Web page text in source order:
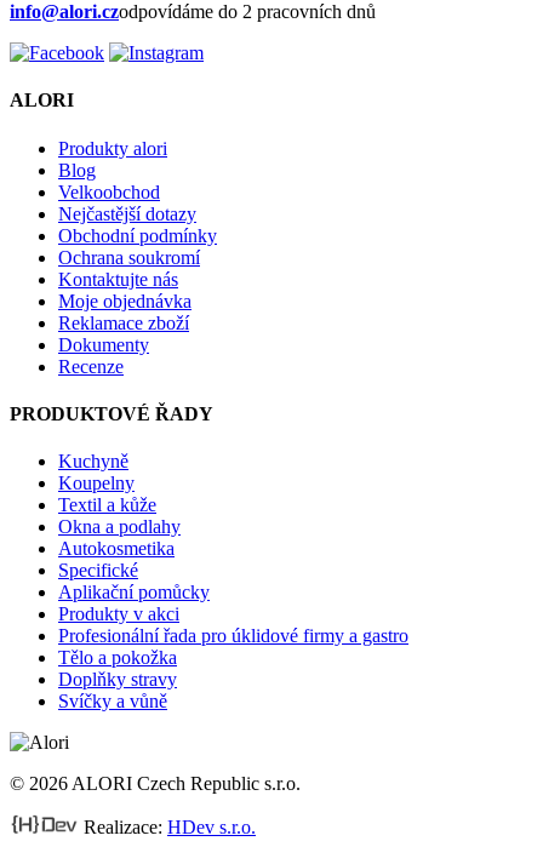
info@alori.czodpovídáme do 2 pracovních dnů
ALORI
Produkty alori
Blog
Velkoobchod
Nejčastější dotazy
Obchodní podmínky
Ochrana soukromí
Kontaktujte nás
Moje objednávka
Reklamace zboží
Dokumenty
Recenze
PRODUKTOVÉ ŘADY
Kuchyně
Koupelny
Textil a kůže
Okna a podlahy
Autokosmetika
Specifické
Aplikační pomůcky
Produkty v akci
Profesionální řada pro úklidové firmy a gastro
Tělo a pokožka
Doplňky stravy
Svíčky a vůně
© 2026 ALORI Czech Republic s.r.o.
Realizace: HDev s.r.o.